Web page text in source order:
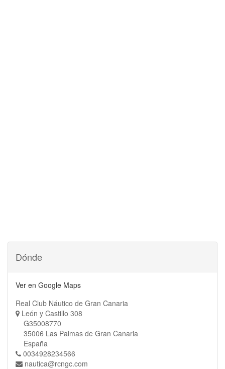
Dónde
Ver en Google Maps
Real Club Náutico de Gran Canaria
León y Castillo 308
G35008770
35006 Las Palmas de Gran Canaria
España
0034928234566
nautica@rcngc.com